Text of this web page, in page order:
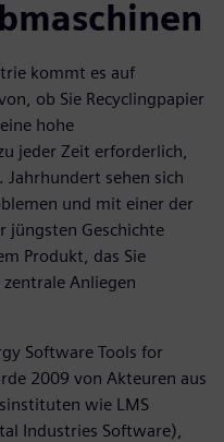
kommt es auf
ob Sie Recyclingpapier
hohe
jeder Zeit erforderlich,
Jahrhundert sehen sich
und mit einer der
jüngsten Geschichte
Produkt, das Sie
Anliegen
Software Tools for
2009 von Akteuren aus
wie LMS
Industries Software),